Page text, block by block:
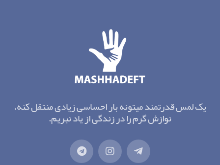
یک لمس قدرتمند میتونه بار احساسی زیادی منتقل کنه،
نوازش گرم را در زندگی از یاد نبریم.